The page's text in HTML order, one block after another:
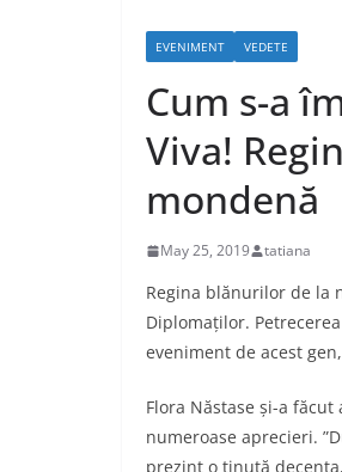
EVENIMENT VEDETE
Cum s-a
Viva!
mondenă
May 25, 2019 tatiana
Regina blănurilor de la
Diplomaților.
eveniment de acest
Flora Năstase și-a
numeroase aprecieri.
prezint o ținută